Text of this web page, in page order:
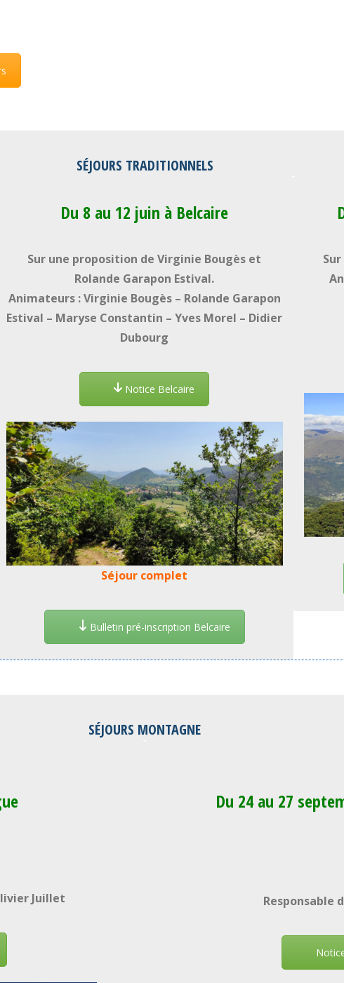
SÉJOURS TRADITIONNELS
Du 8 au 12 juin à Belcaire
Sur une proposition de Virginie Bougès et
Rolande Garapon Estival.
Animateurs : Virginie Bougès – Rolande Garapon
Estival – Maryse Constantin – Yves Morel – Didier
Dubourg
Notice Belcaire
Séjour complet
Bulletin pré-inscription Belcaire
SÉJOURS MONTAGNE
Juillet
Du 24 au 27
Responsable